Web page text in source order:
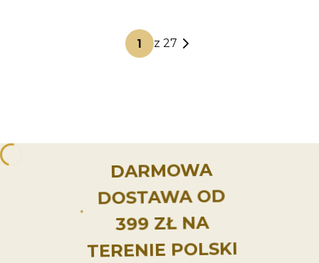
z 27
DARMOWA
DOSTAWA OD
399 ZŁ NA
TERENIE POLSKI